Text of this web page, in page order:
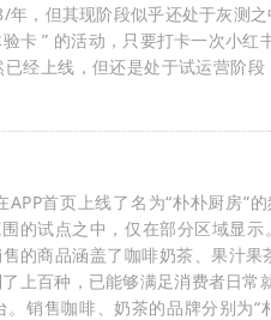
，但其现阶段似乎还处于灰测
卡 ” 的活动，只要打卡一次小
经上线，但还是处于试运营阶
首页上线了名为“朴朴厨房”
的试点之中，仅在部分区域显
的商品涵盖了咖啡奶茶、果汁
上百种，已能够满足消费者日
销售咖啡、奶茶的品牌分别为“